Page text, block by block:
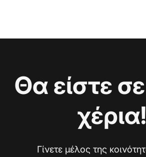
Θα είστε
χέρια!
Γίνετε μέλος της